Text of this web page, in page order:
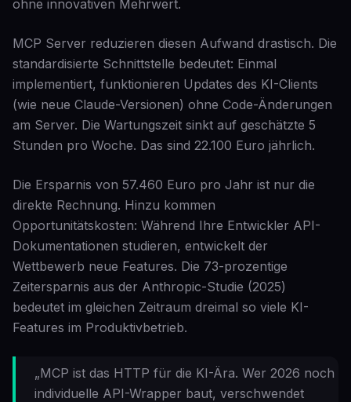
ohne innovativen Mehrwert.
MCP Server reduzieren diesen Aufwand drastisch. Die
standardisierte Schnittstelle bedeutet: Einmal
implementiert, funktionieren Updates des KI-Clients
(wie neue Claude-Versionen) ohne Code-Änderungen
am Server. Die Wartungszeit sinkt auf geschätzte 5
Stunden pro Woche. Das sind 22.100 Euro jährlich.
Die Ersparnis von 57.460 Euro pro Jahr ist nur die
direkte Rechnung. Hinzu kommen
Opportunitätskosten: Während Ihre Entwickler API-
Dokumentationen studieren, entwickelt der
Wettbewerb neue Features. Die 73-prozentige
Zeitersparnis aus der Anthropic-Studie (2025)
bedeutet im gleichen Zeitraum dreimal so viele KI-
Features im Produktivbetrieb.
„MCP ist das HTTP für die KI-Ära. Wer 2026 noch
individuelle API-Wrapper baut, verschwendet